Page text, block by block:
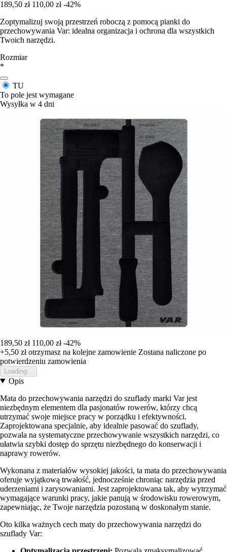
189,50 zł 110,00 zł -42%
Zoptymalizuj swoją przestrzeń roboczą z pomocą pianki do
przechowywania Var: idealna organizacja i ochrona dla wszystkich
Twoich narzędzi.
Rozmiar
*
TU
To pole jest wymagane
Wysyłka w 4 dni
189,50 zł 110,00 zł -42%
+5,50 złotrzymasz na kolejne zamowienie Zostana naliczone po
potwierdzeniu zamowienia
Loading...
Opis
Mata do przechowywania narzędzi do szuflady marki Var jest
niezbędnym elementem dla pasjonatów rowerów, którzy chcą
utrzymać swoje miejsce pracy w porządku i efektywności.
Zaprojektowana specjalnie, aby idealnie pasować do szuflady,
pozwala na systematyczne przechowywanie wszystkich narzędzi, co
ułatwia szybki dostęp do sprzętu niezbędnego do konserwacji i
naprawy rowerów.
Wykonana z materiałów wysokiej jakości, ta mata do przechowywania
oferuje wyjątkową trwałość, jednocześnie chroniąc narzędzia przed
uderzeniami i zarysowaniami. Jest zaprojektowana tak, aby wytrzymać
wymagające warunki pracy, jakie panują w środowisku rowerowym,
zapewniając, że Twoje narzędzia pozostaną w doskonałym stanie.
Oto kilka ważnych cech maty do przechowywania narzędzi do
szuflady Var: